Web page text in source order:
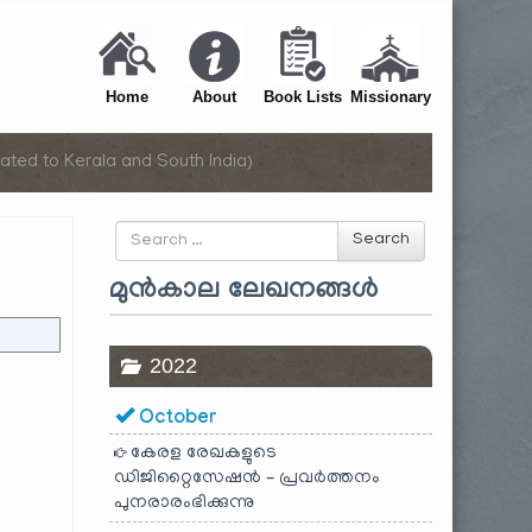
Home About Book Lists Missionary
to Kerala and South India)
Search
for
Search
മുൻകാല ലേഖനങ്ങൾ
2022
October
കേരള രേഖകളുടെ
ഡിജിറ്റൈസേഷൻ – പ്രവർത്തനം
പുനരാരംഭിക്കുന്നു